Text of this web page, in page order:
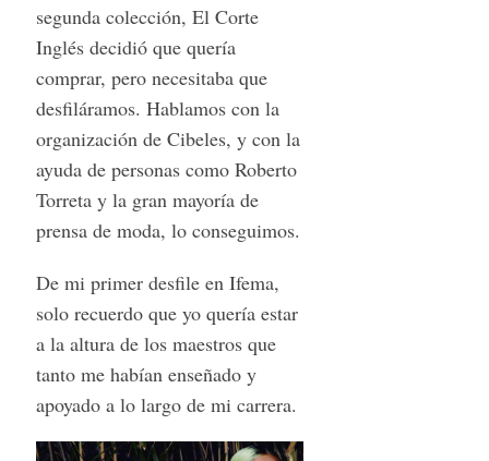
segunda colección, El Corte
Inglés decidió que quería
comprar, pero necesitaba que
desfiláramos. Hablamos con la
organización de Cibeles, y con la
ayuda de personas como Roberto
Torreta y la gran mayoría de
prensa de moda, lo conseguimos.
De mi primer desfile en Ifema,
solo recuerdo que yo quería estar
a la altura de los maestros que
tanto me habían enseñado y
apoyado a lo largo de mi carrera.